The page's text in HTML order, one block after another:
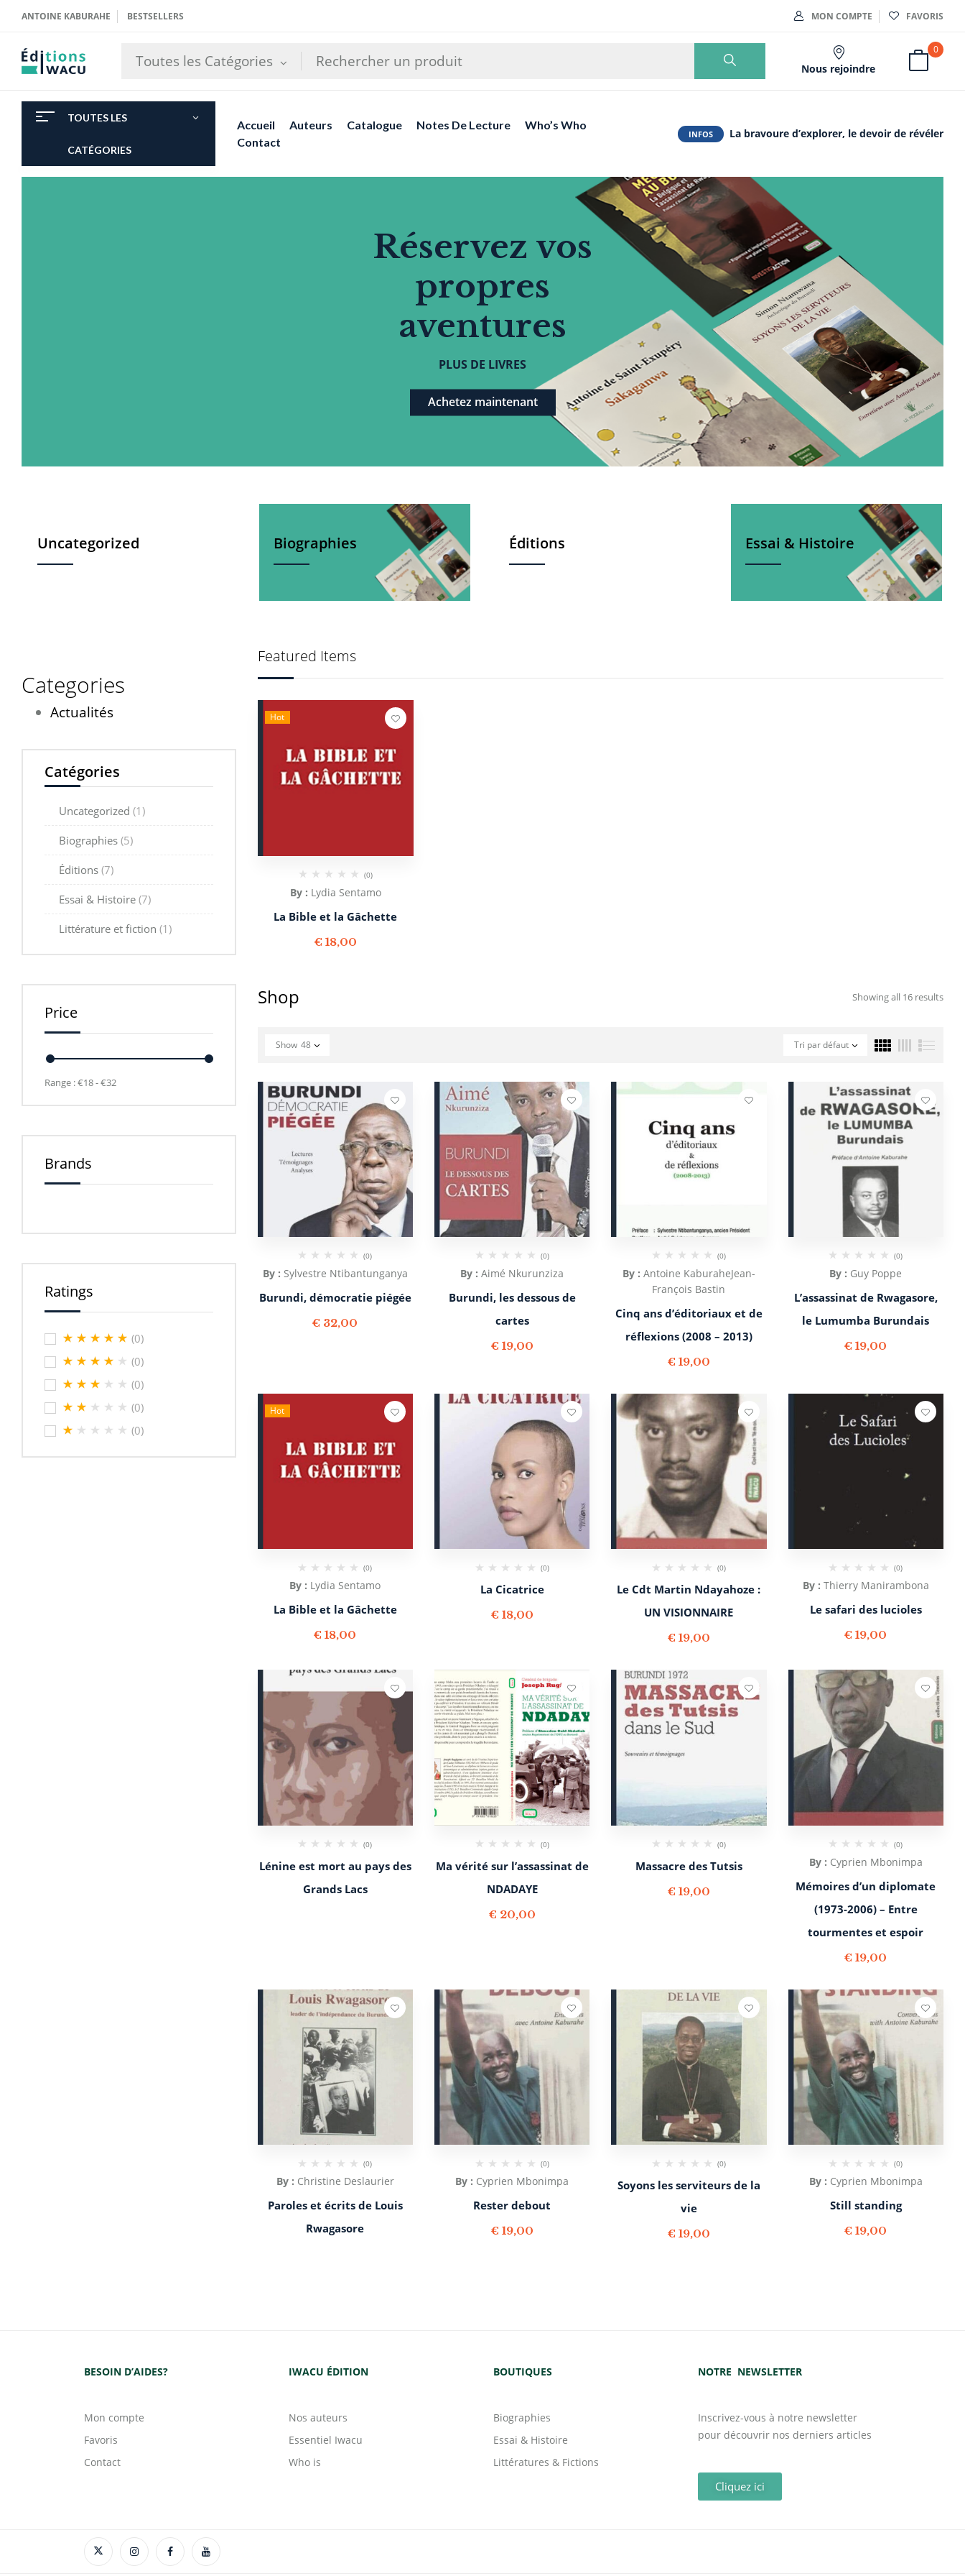
ANTOINE KABURAHE BESTSELLERS MON COMPTE FAVORIS
Toutes les Catégories Nous rejoindre
0
TOUTES LES
CATÉGORIES
Accueil Auteurs Catalogue Notes De Lecture
Who’s Who
Contact
INFOS La bravoure d’explorer, le devoir de révéler
Réservez vos
propres
aventures
PLUS DE LIVRES
Achetez maintenant
Uncategorized Biographies Éditions Essai & Histoire
Categories
Actualités
Catégories
Uncategorized (1)
Biographies (5)
Éditions (7)
Essai & Histoire (7)
Littérature et fiction (1)
Price
Range :€18 - €32
Brands
Ratings
(0)
(0)
(0)
(0)
(0)
Featured Items
Hot
(0)
By : Lydia Sentamo
La Bible et la Gâchette
€ 18,00
Shop Showing all 16 results
Tri par défaut
Show 48
(0)
By : Sylvestre Ntibantunganya
Burundi, démocratie piégée
€ 32,00
(0)
By :Aimé Nkurunziza
Burundi, les dessous de
cartes
€ 19,00
(0)
By : Antoine KaburaheJean-
François Bastin
Cinq ans d’éditoriaux et de
réflexions (2008 – 2013)
€ 19,00
(0)
By : Guy Poppe
L’assassinat de Rwagasore,
le Lumumba Burundais
€ 19,00
Hot
(0)
By : Lydia Sentamo
La Bible et la Gâchette
€ 18,00
(0)
La Cicatrice
€ 18,00
(0)
Le Cdt Martin Ndayahoze :
UN VISIONNAIRE
€ 19,00
(0)
By : Thierry Manirambona
Le safari des lucioles
€ 19,00
(0)
Lénine est mort au pays des
Grands Lacs
(0)
Ma vérité sur l’assassinat de
NDADAYE
€ 20,00
(0)
Massacre des Tutsis
€ 19,00
(0)
By : Cyprien Mbonimpa
Mémoires d’un diplomate
(1973-2006) – Entre
tourmentes et espoir
€ 19,00
(0)
By : Christine Deslaurier
Paroles et écrits de Louis
Rwagasore
(0)
By : Cyprien Mbonimpa
Rester debout
€ 19,00
(0)
Soyons les serviteurs de la
vie
€ 19,00
(0)
By : Cyprien Mbonimpa
Still standing
€ 19,00
BESOIN D’AIDES?
Mon compte
Favoris
Contact
IWACU ÉDITION
Nos auteurs
Essentiel Iwacu
Who is
BOUTIQUES
Biographies
Essai & Histoire
Littératures & Fictions
NOTRE NEWSLETTER
Inscrivez-vous à notre newsletter
pour découvrir nos derniers articles
Cliquez ici